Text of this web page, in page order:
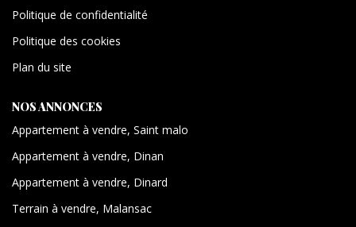
Politique de confidentialité
Politique des cookies
Plan du site
NOS ANNONCES
Appartement à vendre, Saint malo
Appartement à vendre, Dinan
Appartement à vendre, Dinard
Terrain à vendre, Malansac